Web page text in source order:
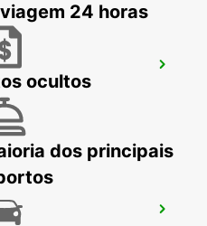
LA
24 horas
ocultos
dos principais